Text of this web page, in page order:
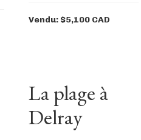
Vendu: $5,100 CAD
La plage à
Delray